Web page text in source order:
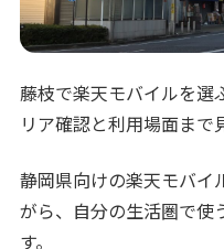
藤枝で楽天モバイルを選
リア確認と利用場面まで
静岡県向けの楽天モバイ
がら、自分の生活圏で使
す。